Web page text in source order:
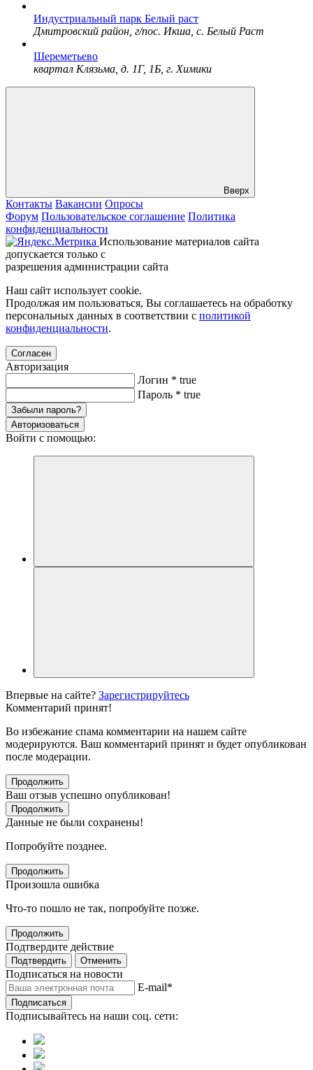
Индустриальный парк Белый раст
Дмитровский район, г/пос. Икша, с. Белый Раст
Шереметьево
квартал Клязьма, д. 1Г, 1Б, г. Химики
Вверх
Контакты Вакансии Опросы
Форум Пользовательское соглашение Политика
конфиденциальности
Использование материалов сайта
допускается только с
разрешения администрации сайта
Наш сайт использует cookie.
Продолжая им пользоваться, Вы соглашаетесь на обработку
персональных данных в соответствии с политикой
конфиденциальности.
Согласен
Авторизация
Логин * true
Пароль * true
Забыли пароль?
Авторизоваться
Войти с помощью:
Впервые на сайте? Зарегистрируйтесь
Комментарий принят!
Во избежание спама комментарии на нашем сайте
модерируются. Ваш комментарий принят и будет опубликован
после модерации.
Продолжить
Ваш отзыв успешно опубликован!
Продолжить
Данные не были сохранены!
Попробуйте позднее.
Продолжить
Произошла ошибка
Что-то пошло не так, попробуйте позже.
Продолжить
Подтвердите действие
Подтвердить Отменить
Подписаться на новости
E-mail*
Подписаться
Подписывайтесь на наши соц. сети: